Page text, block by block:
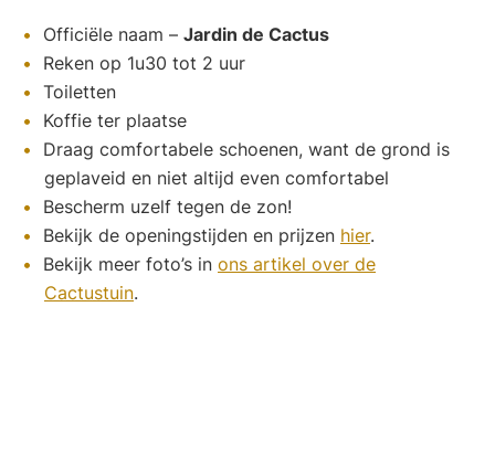
Officiële naam – Jardin de Cactus
Reken op 1u30 tot 2 uur
Toiletten
Koffie ter plaatse
Draag comfortabele schoenen, want de grond is
geplaveid en niet altijd even comfortabel
Bescherm uzelf tegen de zon!
Bekijk de openingstijden en prijzen hier.
Bekijk meer foto’s in ons artikel over de
Cactustuin.